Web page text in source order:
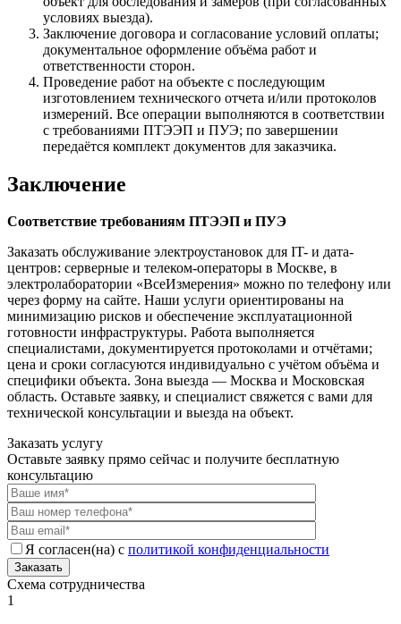
условиях выезда).
Заключение договора и согласование условий оплаты;
документальное оформление объёма работ и
ответственности сторон.
Проведение работ на объекте с последующим
изготовлением технического отчета и/или протоколов
измерений. Все операции выполняются в соответствии
с требованиями ПТЭЭП и ПУЭ; по завершении
передаётся комплект документов для заказчика.
Заключение
Соответствие требованиям ПТЭЭП и ПУЭ
Заказать обслуживание электроустановок для IT- и дата-
центров: серверные и телеком-операторы в Москве, в
электролаборатории «ВсеИзмерения» можно по телефону или
через форму на сайте. Наши услуги ориентированы на
минимизацию рисков и обеспечение эксплуатационной
готовности инфраструктуры. Работа выполняется
специалистами, документируется протоколами и отчётами;
цена и сроки согласуются индивидуально с учётом объёма и
специфики объекта. Зона выезда — Москва и Московская
область. Оставьте заявку, и специалист свяжется с вами для
технической консультации и выезда на объект.
Заказать услугу
Оставьте заявку прямо сейчас и получите бесплатную
консультацию
Я согласен(на) с политикой конфиденциальности
Заказать
Схема сотрудничества
1